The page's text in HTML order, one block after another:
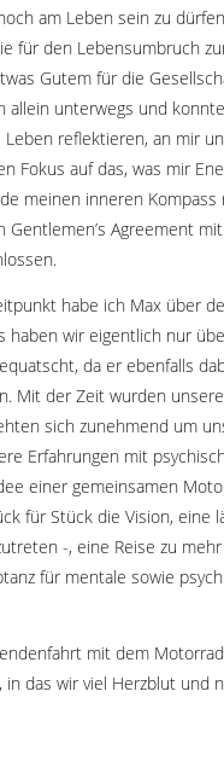
am Leben sein zu
für den Lebensumbruch
Gutem für die
allein unterwegs und
reflektieren, an mir
Fokus auf das, was mir
meinen inneren Kompass
Gentlemen’s Agreement
habe ich Max über
haben wir eigentlich nur
da er ebenfalls
Mit der Zeit wurden
sich zunehmend um
Erfahrungen mit
einer gemeinsamen
für Stück die Vision, eine
-, eine Reise zu
für mentale sowie
mit dem
in das wir viel Herzblut und